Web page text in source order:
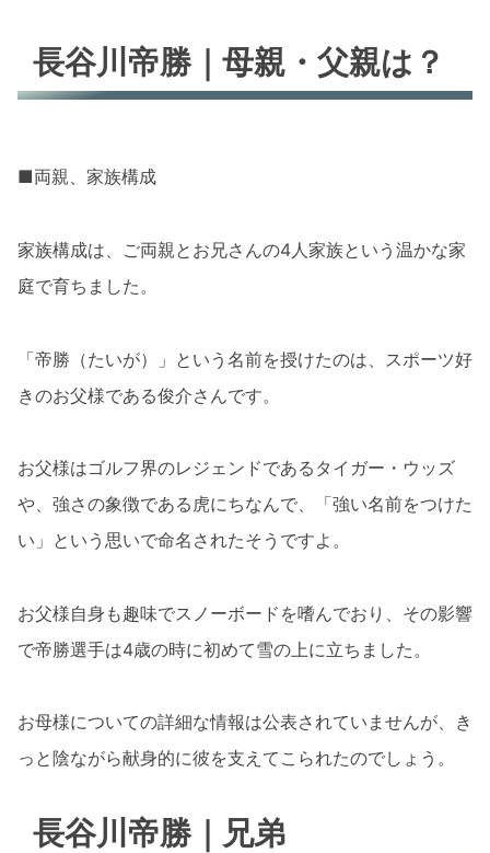
長谷川帝勝｜母親・父親は？
■両親、家族構成
家族構成は、ご両親とお兄さんの4人家族という温かな家
庭で育ちました。
「帝勝（たいが）」という名前を授けたのは、スポーツ好
きのお父様である俊介さんです。
お父様はゴルフ界のレジェンドであるタイガー・ウッズ
や、強さの象徴である虎にちなんで、「強い名前をつけた
い」という思いで命名されたそうですよ。
お父様自身も趣味でスノーボードを嗜んでおり、その影響
で帝勝選手は4歳の時に初めて雪の上に立ちました。
お母様についての詳細な情報は公表されていませんが、き
っと陰ながら献身的に彼を支えてこられたのでしょう。
長谷川帝勝｜兄弟